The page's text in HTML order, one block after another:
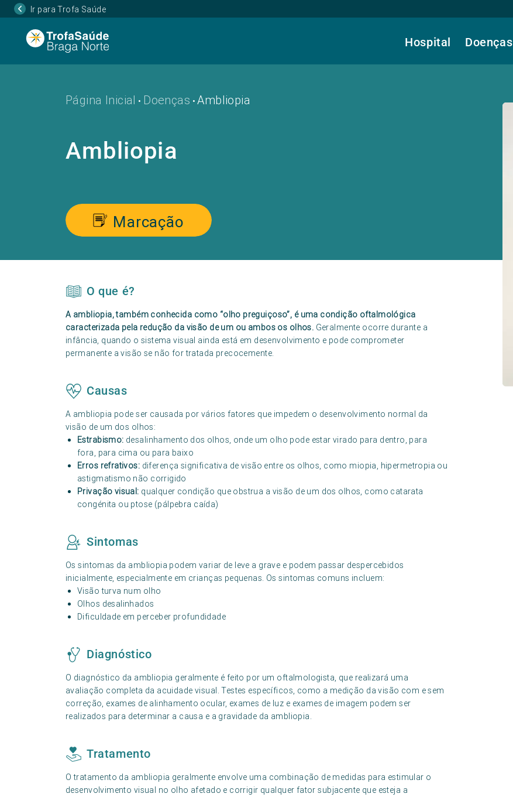
Ir para Trofa Saúde
Hospital Doenças
Página Inicial • Doenças •Ambliopia
Ambliopia
Marcação
O que é?
A ambliopia, também conhecida como “olho preguiçoso”, é uma condição oftalmológica
caracterizada pela redução da visão de um ou ambos os olhos. Geralmente ocorre durante a
infância, quando o sistema visual ainda está em desenvolvimento e pode comprometer
permanente a visão se não for tratada precocemente.
Causas
A ambliopia pode ser causada por vários fatores que impedem o desenvolvimento normal da
visão de um dos olhos:
Estrabismo: desalinhamento dos olhos, onde um olho pode estar virado para dentro, para
fora, para cima ou para baixo
Erros refrativos: diferença significativa de visão entre os olhos, como miopia, hipermetropia ou
astigmatismo não corrigido
Privação visual: qualquer condição que obstrua a visão de um dos olhos, como catarata
congénita ou ptose (pálpebra caída)
Sintomas
Os sintomas da ambliopia podem variar de leve a grave e podem passar despercebidos
inicialmente, especialmente em crianças pequenas. Os sintomas comuns incluem:
Visão turva num olho
Olhos desalinhados
Dificuldade em perceber profundidade
Diagnóstico
O diagnóstico da ambliopia geralmente é feito por um oftalmologista, que realizará uma
avaliação completa da acuidade visual. Testes específicos, como a medição da visão com e sem
correção, exames de alinhamento ocular, exames de luz e exames de imagem podem ser
realizados para determinar a causa e a gravidade da ambliopia.
Tratamento
O tratamento da ambliopia geralmente envolve uma combinação de medidas para estimular o
desenvolvimento visual no olho afetado e corrigir qualquer fator subjacente que esteja a